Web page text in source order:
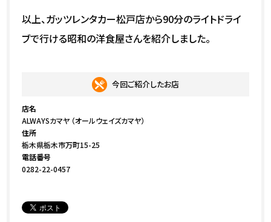
以上、ガッツレンタカー松戸店から90分のライトドライ
ブで行ける昭和の洋食屋さんを紹介しました。
今回ご紹介したお店
店名
ALWAYSカマヤ （オールウェイズカマヤ）
住所
栃木県栃木市万町15-25
電話番号
0282-22-0457